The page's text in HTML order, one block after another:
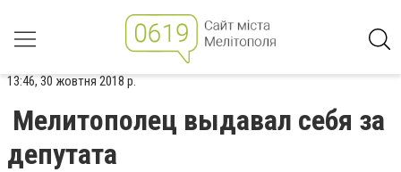
13:46, 30 жовтня 2018 р.
Мелитополец выдавал себя за
депутата